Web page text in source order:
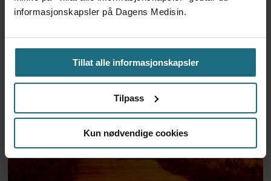
informasjonskapsler på Dagens Medisin.
Tillat alle informasjonskapsler
Tilpass
Kun nødvendige cookies
Ebola-smittetall i Kongo
nærmer seg 4000